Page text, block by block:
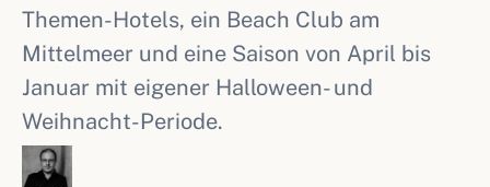
Themen-Hotels, ein Beach Club am
Mittelmeer und eine Saison von April bis
Januar mit eigener Halloween- und
Weihnacht-Periode.